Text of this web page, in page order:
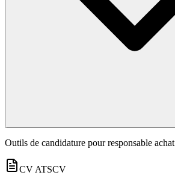
Outils de candidature pourresponsable achat
CV ATSCV